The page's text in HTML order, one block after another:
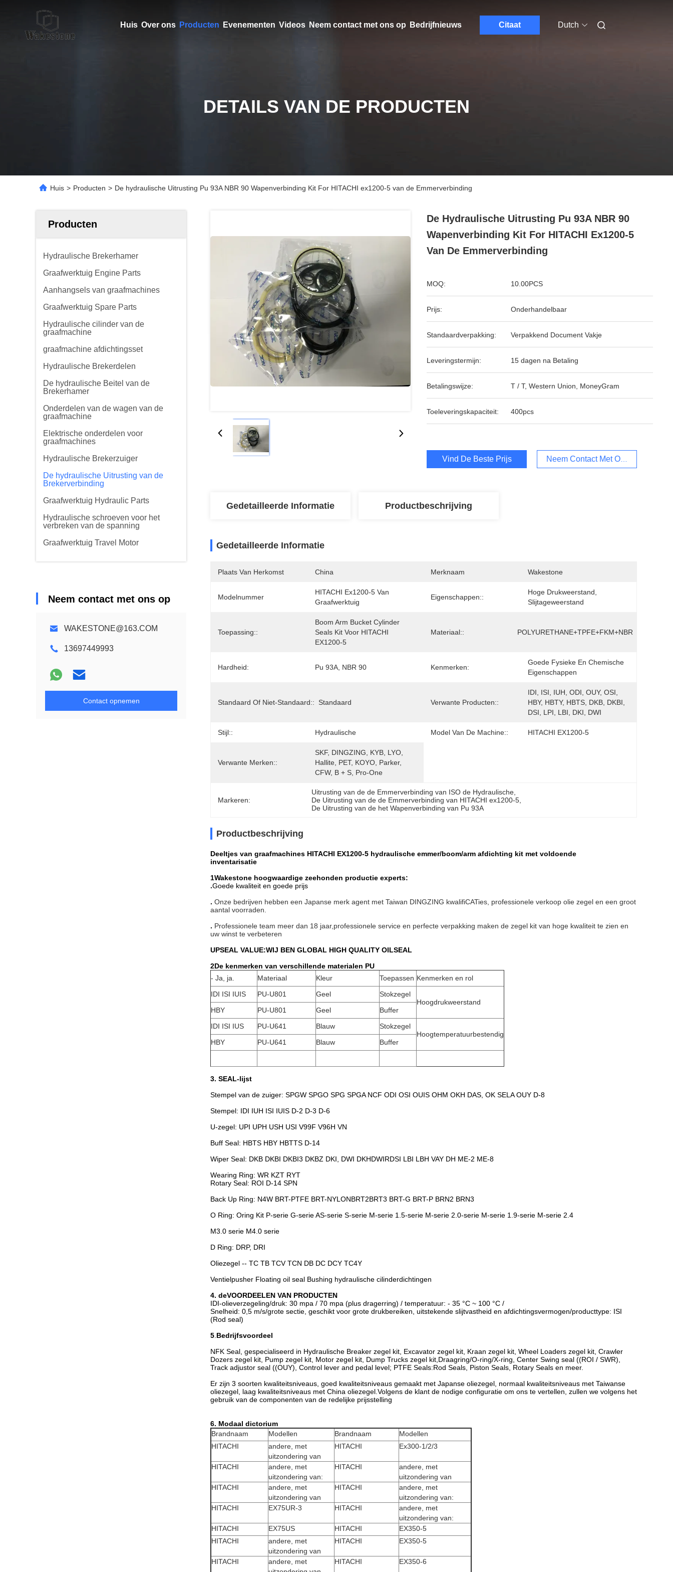
Huis Over ons Producten Evenementen Videos Neem contact met ons op Bedrijfnieuws Citaat Dutch
DETAILS VAN DE PRODUCTEN
Huis > Producten > De hydraulische Uitrusting Pu 93A NBR 90 Wapenverbinding Kit For HITACHI ex1200-5 van de Emmerverbinding
Producten
Hydraulische Brekerhamer
Graafwerktuig Engine Parts
Aanhangsels van graafmachines
Graafwerktuig Spare Parts
Hydraulische cilinder van de
graafmachine
graafmachine afdichtingsset
Hydraulische Brekerdelen
De hydraulische Beitel van de
Brekerhamer
Onderdelen van de wagen van de
graafmachine
Elektrische onderdelen voor
graafmachines
Hydraulische Brekerzuiger
De hydraulische Uitrusting van de
Brekerverbinding
Graafwerktuig Hydraulic Parts
Hydraulische schroeven voor het
verbreken van de spanning
Graafwerktuig Travel Motor
Neem contact met ons op
WAKESTONE@163.COM
13697449993
Contact opnemen
De Hydraulische Uitrusting Pu 93A NBR 90
Wapenverbinding Kit For HITACHI Ex1200-5
Van De Emmerverbinding
MOQ: 10.00PCS
Prijs: Onderhandelbaar
Standaardverpakking: Verpakkend Document Vakje
Leveringstermijn: 15 dagen na Betaling
Betalingswijze: T / T, Western Union, MoneyGram
Toeleveringskapaciteit: 400pcs
Vind De Beste Prijs Neem Contact Met Ons Op
Gedetailleerde Informatie Productbeschrijving
Gedetailleerde Informatie
Plaats Van Herkomst China Merknaam Wakestone
Modelnummer
HITACHI Ex1200-5 Van
Graafwerktuig
Eigenschappen::
Hoge Drukweerstand,
Slijtageweerstand
Toepassing::
Boom Arm Bucket Cylinder
Seals Kit Voor HITACHI
EX1200-5
Materiaal:: POLYURETHANE+TPFE+FKM+NBR
Hardheid: Pu 93A, NBR 90 Kenmerken:
Goede Fysieke En Chemische
Eigenschappen
Standaard Of Niet-Standaard:: Standaard Verwante Producten::
IDI, ISI, IUH, ODI, OUY, OSI,
HBY, HBTY, HBTS, DKB, DKBI,
DSI, LPI, LBI, DKI, DWI
Stijl:: Hydraulische Model Van De Machine:: HITACHI EX1200-5
Verwante Merken::
SKF, DINGZING, KYB, LYO,
Hallite, PET, KOYO, Parker,
CFW, B + S, Pro-One
Markeren:
Uitrusting van de de Emmerverbinding van ISO de Hydraulische
De Uitrusting van de de Emmerverbinding van HITACHI ex1200-5
De Uitrusting van de het Wapenverbinding van Pu 93A
Productbeschrijving
Deeltjes van graafmachines HITACHI EX1200-5 hydraulische emmer/boom/arm afdichting kit met voldoende
inventarisatie
1Wakestone hoogwaardige zeehonden productie experts:
.Goede kwaliteit en goede prijs
. Onze bedrijven hebben een Japanse merk agent met Taiwan DINGZING kwalifiCATies, professionele verkoop olie zegel en een groot
aantal voorraden.
. Professionele team meer dan 18 jaar,professionele service en perfecte verpakking maken de zegel kit van hoge kwaliteit te zien en
uw winst te verbeteren
UPSEAL VALUE:WIJ BEN GLOBAL HIGH QUALITY OILSEAL
2De kenmerken van verschillende materialen PU
- Ja, ja.
Materiaal Kleur Toepassen Kenmerken en rol
IDI ISI IUIS
PU-U801 Geel
Stokzegel
Hoogdrukweerstand
HBY
PU-U801 Geel
Buffer
IDI ISI IUS
PU-U641 Blauw
Stokzegel
Hoogtemperatuurbestendig
HBY
PU-U641 Blauw Buffer
3. SEAL-lijst
Stempel van de zuiger: SPGW SPGO SPG SPGA NCF ODI OSI OUIS OHM OKH DAS, OK SELA OUY D-8
Stempel: IDI IUH ISI IUIS D-2 D-3 D-6
U-zegel: UPI UPH USH USI V99F V96H VN
Buff Seal: HBTS HBY HBTTS D-14
Wiper Seal: DKB DKBI DKBI3 DKBZ DKI, DWI DKHDWIRDSI LBI LBH VAY DH ME-2 ME-8
Wearing Ring: WR KZT RYT
Rotary Seal: ROI D-14 SPN
Back Up Ring: N4W BRT-PTFE BRT-NYLONBRT2BRT3 BRT-G BRT-P BRN2 BRN3
O Ring: Oring Kit P-serie G-serie AS-serie S-serie M-serie 1.5-serie M-serie 2.0-serie M-serie 1.9-serie M-serie 2.4
M3.0 serie M4.0 serie
D Ring: DRP, DRI
Oliezegel -- TC TB TCV TCN DB DC DCY TC4Y
Ventielpusher Floating oil seal Bushing hydraulische cilinderdichtingen
4. deVOORDEELEN VAN PRODUCTEN
IDI-olieverzegeling/druk: 30 mpa / 70 mpa (plus dragerring) / temperatuur: - 35 °C ~ 100 °C /
Snelheid: 0,5 m/s/grote sectie, geschikt voor grote drukbereiken, uitstekende slijtvastheid en afdichtingsvermogen/producttype: ISI
(Rod seal)
5 Bedrijfsvoordeel
NFK Seal, gespecialiseerd in Hydraulische Breaker zegel kit, Excavator zegel kit, Kraan zegel kit, Wheel Loaders zegel kit, Crawler
Dozers zegel kit, Pump zegel kit, Motor zegel kit, Dump Trucks zegel kit,Draagring/O-ring/X-ring, Center Swing seal ((ROI / SWR),
Track adjustor seal ((OUY), Control lever and pedal level; PTFE Seals:Rod Seals, Piston Seals, Rotary Seals en meer.
Er zijn 3 soorten kwaliteitsniveaus, goed kwaliteitsniveaus gemaakt met Japanse oliezegel, normaal kwaliteitsniveaus met Taiwanse
oliezegel, laag kwaliteitsniveaus met China oliezegel.Volgens de klant de nodige configuratie om ons te vertellen, zullen we volgens het
gebruik van de componenten van de redelijke prijsstelling
6. Modaal dictorium
Brandnaam
Modellen Brandnaam
Modellen
HITACHI
andere, met
uitzondering van
HITACHI Ex300-1/2/3
HITACHI
andere, met
uitzondering van:
HITACHI
andere, met
uitzondering van
HITACHI
andere, met
uitzondering van
HITACHI
andere, met
uitzondering van:
HITACHI
EX75UR-3 HITACHI
andere, met
uitzondering van:
HITACHI
EX75US HITACHI
EX350-5
HITACHI
andere, met
uitzondering van
HITACHI EX350-5
HITACHI
andere, met
HITACHI EX350-6